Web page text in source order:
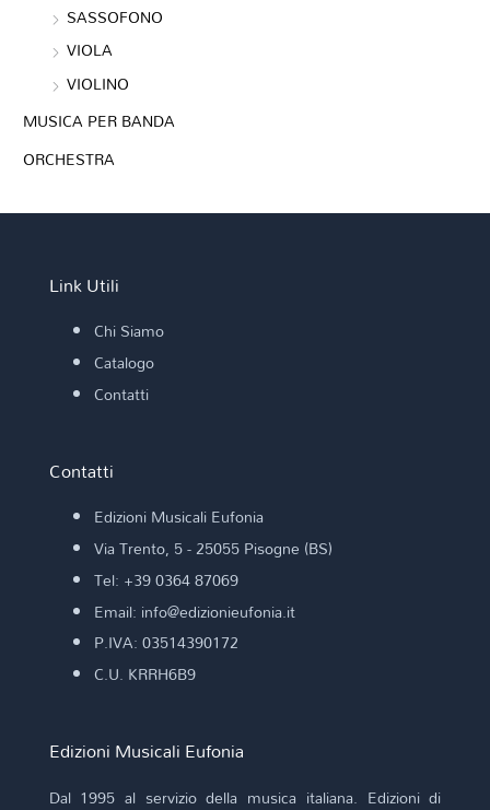
SASSOFONO
VIOLA
VIOLINO
MUSICA PER BANDA
ORCHESTRA
Link Utili
Chi Siamo
Catalogo
Contatti
Contatti
Edizioni Musicali Eufonia
Via Trento, 5 - 25055 Pisogne (BS)
Tel: +39 0364 87069
Email: info@edizionieufonia.it
P.IVA: 03514390172
C.U. KRRH6B9
Edizioni Musicali Eufonia
Dal 1995 al servizio della musica italiana. Edizioni di